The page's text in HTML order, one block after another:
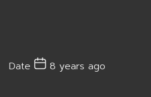
Date 8 years ago